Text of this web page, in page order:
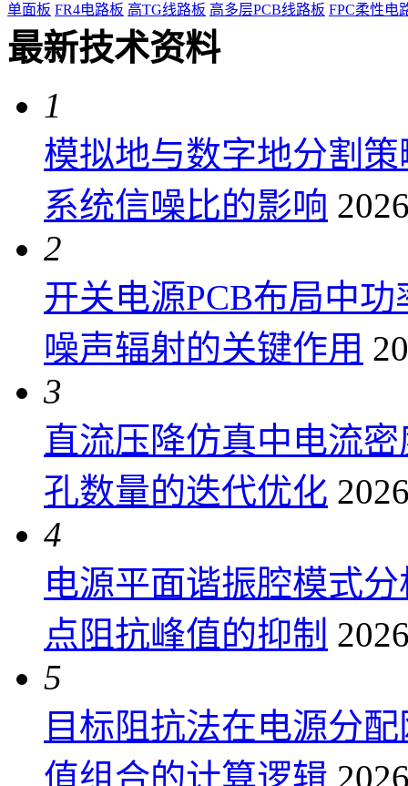
单面板 FR4电路板 高TG线路板 高多层PCB线路板 FPC柔性电
最新技术资料
1
模拟地与数字地分割
系统信噪比的影响
2
开关电源PCB布局中
噪声辐射的关键作用
3
直流压降仿真中电流
孔数量的迭代优化
4
电源平面谐振腔模式
点阻抗峰值的抑制
5
目标阻抗法在电源分
值组合的计算逻辑